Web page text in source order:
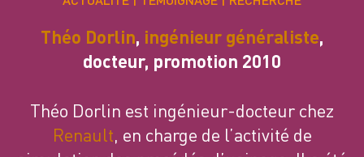
Théo Dorlin, ingénieur généraliste,
docteur, promotion 2010
Théo Dorlin est ingénieur-docteur chez
Renault, en charge de l’activité de